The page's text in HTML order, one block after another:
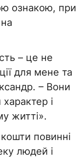
ознакою, при
– це не
для мене та
– Вони
і
житті».
повинні
людей і